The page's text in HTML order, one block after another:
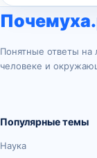
Понятные ответы
человеке и
Популярные темы
Наука